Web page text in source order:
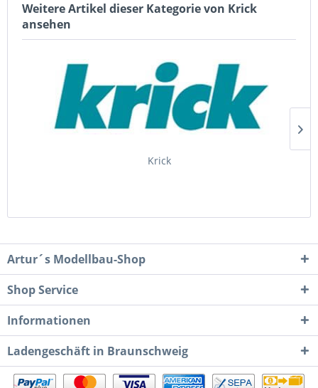
Weitere Artikel dieser Kategorie von Krick
ansehen
Krick
Artur´s Modellbau-Shop
Shop Service
Informationen
Ladengeschäft in Braunschweig